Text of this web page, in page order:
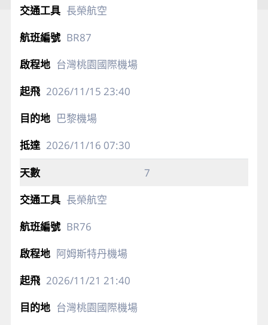
長榮航空
BR87
台灣桃園國際機場
2026/11/15 23:40
巴黎機場
2026/11/16 07:30
7
長榮航空
BR76
阿姆斯特丹機場
2026/11/21 21:40
台灣桃園國際機場